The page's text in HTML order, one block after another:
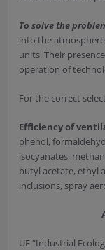
To solve the
into the
units. Their
operation of
For the correct
Efficiency of
phenol,
isocyanates,
butyl acetate, ethyl
inclusions, spray
UE “Industrial